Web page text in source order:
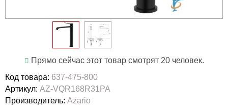
Прямо сейчас этот товар смотрят 20 человек.
Код товара: 637-475-800
Артикул: AZ-VQR168R31PA
Производитель: Azario